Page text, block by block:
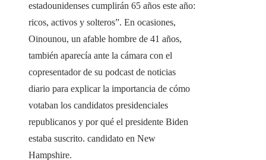
estadounidenses cumplirán 65 años este año:
ricos, activos y solteros”. En ocasiones,
Oinounou, un afable hombre de 41 años,
también aparecía ante la cámara con el
copresentador de su podcast de noticias
diario para explicar la importancia de cómo
votaban los candidatos presidenciales
republicanos y por qué el presidente Biden
estaba suscrito. candidato en New
Hampshire.